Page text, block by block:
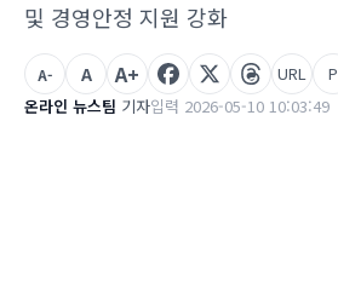
및 경영안정 지원 강화
온라인 뉴스팀 기자입력 2026-05-10 10:03:49
A- A A+ URL P